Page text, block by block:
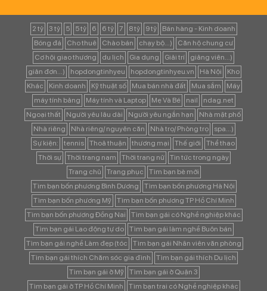
2 tỷ 3 tỷ 5 5 tỷ 6 6 tỷ 7 8 tỷ 9 tỷ
Bán hàng - Kinh doanh
Bóng đá
Cho thuê Chào bán chạy bộ...)
Căn hộ chung cư
Cơ hội giao thương
du lịch Gia dụng Giải trí
giảng viên...)
giản đơn...)
hopdongtinhyeu hopdongtinhyeu.vn Hà Nội
Kho
Khác
Kinh doanh Kỹ thuật số Mua bán nhà đất Mua sắm
Máy
máy tính bảng
Máy tính và Laptop Mẹ Và Bé nail
ndag.net
Ngoại thất
Người yêu lâu dài Người yêu ngắn hạn
Nhà mặt phố
Nhà riêng
Nhà riêng/ nguyên căn Nhà trọ/ Phòng trọ
spa...)
Sự kiện:
tennis Thoả thuận thương mại Thế giới
Thể thao
Thời sự
Thời trang nam Thời trang nữ
Tin tức trong ngày
Trang chủ
Trang phục
Tìm bạn bè mới
Tìm bạn bốn phương Bình Dương
Tìm bạn bốn phương Hà Nội
Tìm bạn bốn phương Mỹ
Tìm bạn bốn phương TP Hồ Chí Minh
Tìm bạn bốn phương Đồng Nai
Tìm bạn gái có Nghề nghiệp khác
Tìm bạn gái Lao động tự do
Tìm bạn gái làm nghề Buôn bán
Tìm bạn gái nghề Làm đẹp (tóc
Tìm bạn gái Nhân viên văn phòng
Tìm bạn gái thích Chăm sóc gia đình
Tìm bạn gái thích Du lịch
Tìm bạn gái ở Mỹ
Tìm bạn gái ở Quận 3
Tìm bạn gái ở TP Hồ Chí Minh
Tìm bạn trai có Nghề nghiệp khác